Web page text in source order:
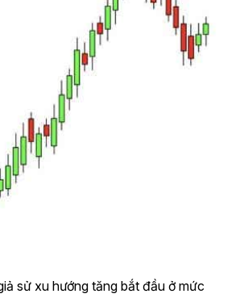
sử xu hướng tăng bắt đầu ở mức